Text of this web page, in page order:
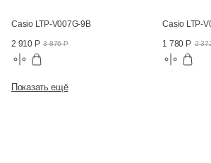
Casio LTP-V007G-9B
2 910 Р 3 876 Р
Casio LTP-
1 780 Р 2
Показать ещё